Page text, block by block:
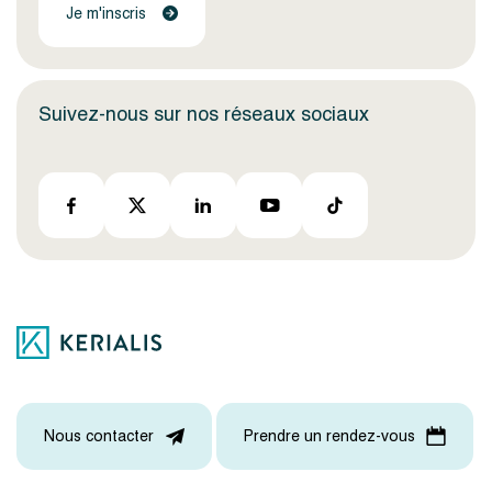
Je m'inscris
Suivez-nous sur nos réseaux sociaux
Nous contacter Prendre un rendez-vous